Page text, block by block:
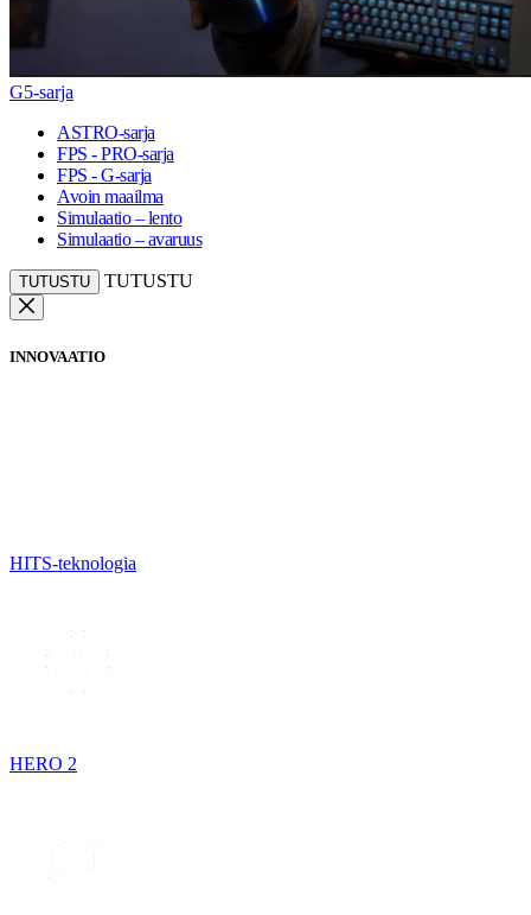
G5-sarja
ASTRO-sarja
FPS - PRO-sarja
FPS - G-sarja
Avoin maailma
Simulaatio – lento
Simulaatio – avaruus
TUTUSTU TUTUSTU
INNOVAATIO
HITS-teknologia
HERO 2